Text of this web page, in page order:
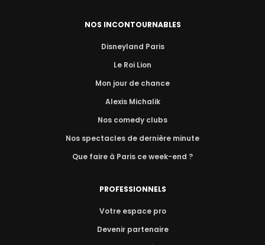
NOS INCONTOURNABLES
Disneyland Paris
Le Roi Lion
Mon jour de chance
Alexis Michalik
Nos comedy clubs
Nos spectacles de dernière minute
Que faire à Paris ce week-end ?
PROFESSIONNELS
Votre espace pro
Devenir partenaire